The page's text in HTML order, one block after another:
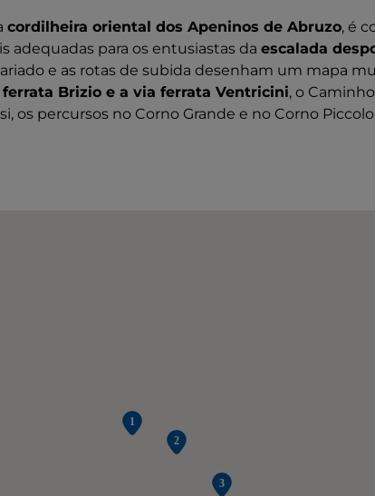
cordilheira oriental dos Apeninos de Abruzo, é
adequadas para os entusiastas da escalada
e as rotas de subida desenham um mapa
Brizio e a via ferrata Ventricini, o
os percursos no Corno Grande e no Corno